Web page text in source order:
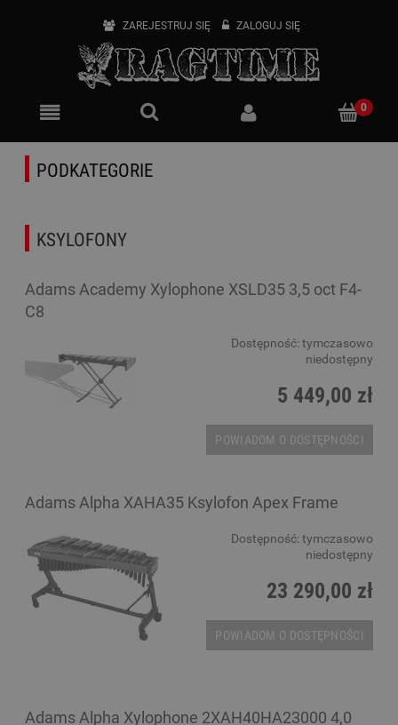
ZAREJESTRUJ SIĘ ZALOGUJ SIĘ
PODKATEGORIE
KSYLOFONY
Adams Academy Xylophone XSLD35 3,5 oct F4-
C8
Dostępność: tymczasowo
niedostępny
5 449,00 zł
POWIADOM O DOSTĘPNOŚCI
Adams Alpha XAHA35 Ksylofon Apex Frame
Dostępność: tymczasowo
niedostępny
23 290,00 zł
POWIADOM O DOSTĘPNOŚCI
Adams Alpha Xylophone 2XAH40HA23000 4,0